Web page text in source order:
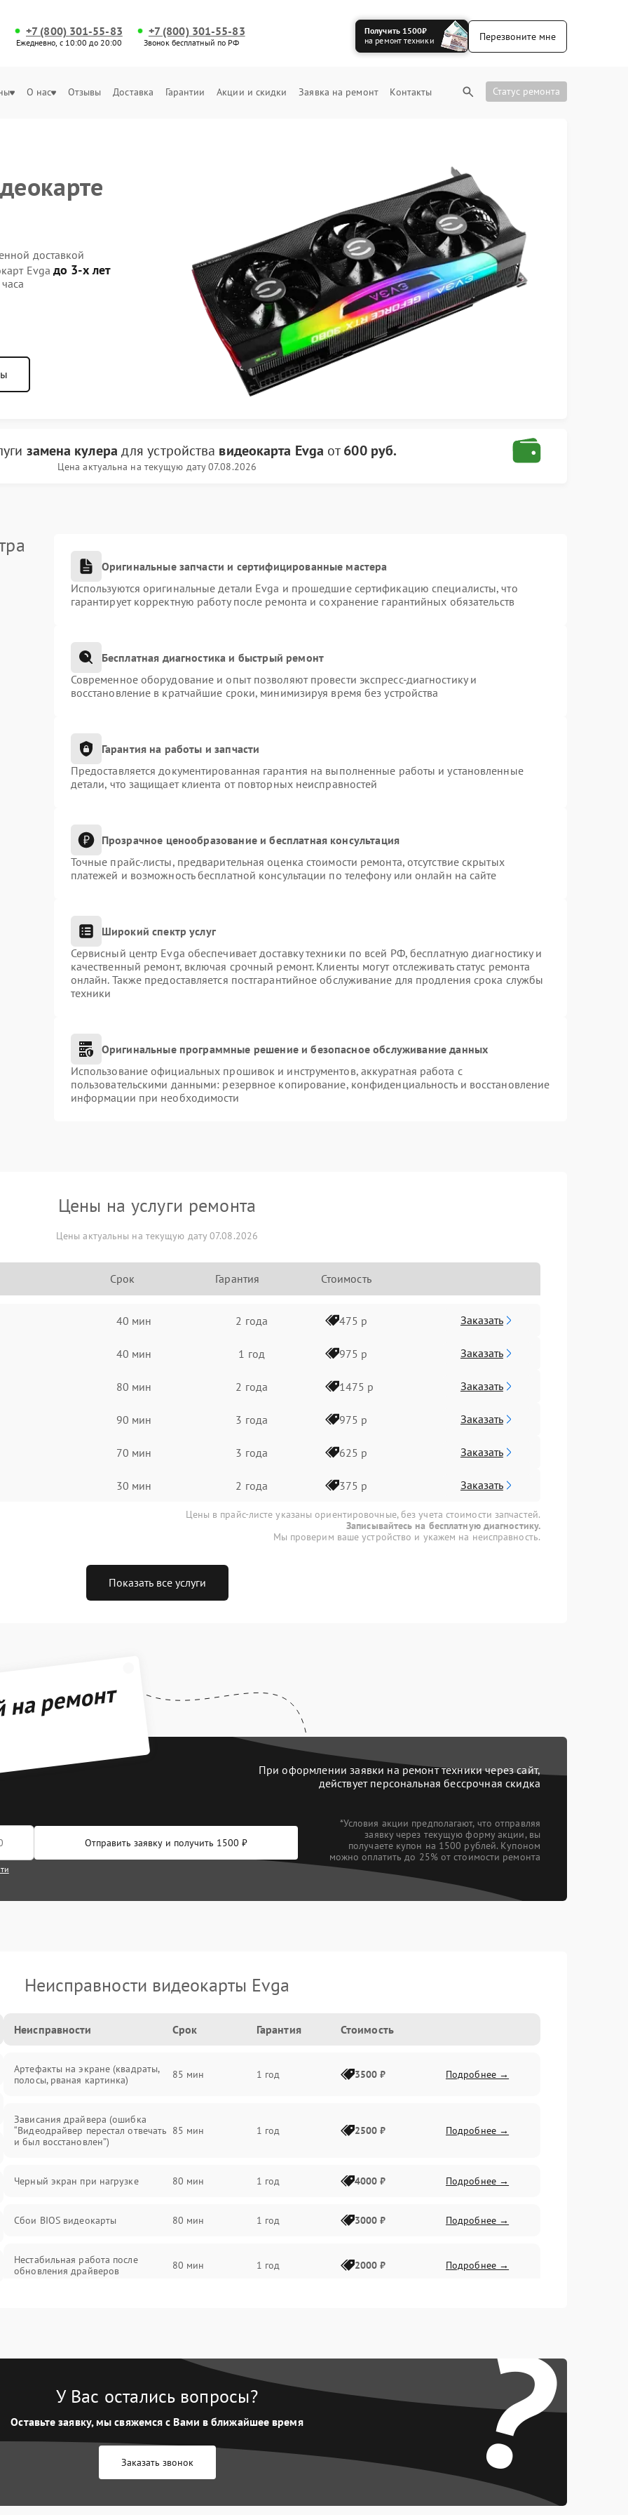
+7 (800) 301-55-83
Ежедневно, с 10:00 до 20:00
+7 (800) 301-55-83
Звонок бесплатный по РФ
Получить 1500₽
на ремонт техники
Перезвоните мне
О нас Отзывы Доставка Гарантии Акции и скидки Заявка на ремонт Контакты Статус ремонта
доставкой
Evga до 3-х лет
замена кулера для устройства видеокарта Evga от600 руб.
Цена актуальна на текущую дату 07.08.2026
Оригинальные запчасти и сертифицированные мастера
Используются оригинальные детали Evga и прошедшие сертификацию специалисты, что
гарантирует корректную работу после ремонта и сохранение гарантийных обязательств
Бесплатная диагностика и быстрый ремонт
Современное оборудование и опыт позволяют провести экспресс-диагностику и
восстановление в кратчайшие сроки, минимизируя время без устройства
Гарантия на работы и запчасти
Предоставляется документированная гарантия на выполненные работы и установленные
детали, что защищает клиента от повторных неисправностей
Прозрачное ценообразование и бесплатная консультация
Точные прайс-листы, предварительная оценка стоимости ремонта, отсутствие скрытых
платежей и возможность бесплатной консультации по телефону или онлайн на сайте
Широкий спектр услуг
Сервисный центр Evga обеспечивает доставку техники по всей РФ, бесплатную диагностику и
качественный ремонт, включая срочный ремонт. Клиенты могут отслеживать статус ремонта
онлайн. Также предоставляется постгарантийное обслуживание для продления срока службы
техники
Оригинальные программные решение и безопасное обслуживание данных
Использование официальных прошивок и инструментов, аккуратная работа с
пользовательскими данными: резервное копирование, конфиденциальность и восстановление
информации при необходимости
Цены на услуги ремонта
Цены актуальны на текущую дату 07.08.2026
Срок Гарантия Стоимость
40 мин 2 года 475 р Заказать
40 мин 1 год 975 р Заказать
80 мин 2 года 1475 р Заказать
90 мин 3 года 975 р Заказать
70 мин 3 года 625 р Заказать
30 мин 2 года 375 р Заказать
Цены в прайс-листе указаны ориентировочные, без учета стоимости запчастей.
Записывайтесь на бесплатную диагностику.
Мы проверим ваше устройство и укажем на неисправность.
Показать все услуги
ремонт
При оформлении заявки на ремонт техники через сайт,
действует персональная бессрочная скидка
Отправить заявку и получить 1500 ₽
*Условия акции предполагают, что отправляя
заявку через текущую форму акции, вы
получаете купон на 1500 рублей. Купоном
можно оплатить до 25% от стоимости ремонта
Неисправности видеокарты Evga
Неисправности Срок Гарантия Стоимость
Артефакты на экране (квадраты,
полосы, рваная картинка)
85 мин 1 год 3500 ₽ Подробнее →
Зависания драйвера (ошибка
“Видеодрайвер перестал отвечать
и был восстановлен”)
85 мин 1 год 2500 ₽ Подробнее →
Черный экран при нагрузке 80 мин 1 год 4000 ₽ Подробнее →
Сбои BIOS видеокарты 80 мин 1 год 3000 ₽ Подробнее →
Нестабильная работа после
обновления драйверов
80 мин 1 год 2000 ₽ Подробнее →
?
У Вас остались вопросы?
Оставьте заявку, мы свяжемся с Вами в ближайшее время
Заказать звонок